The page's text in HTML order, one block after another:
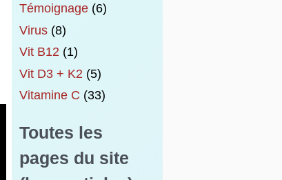
Témoignage(6)
Virus(8)
Vit B12(1)
Vit D3 + K2 (5)
Vitamine C (33)
Toutes les
pages du site